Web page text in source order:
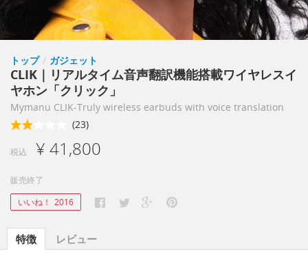
トップ / ガジェット
CLIK｜リアルタイム音声翻訳機能搭載ワイヤレスイ
ヤホン「クリック」
Mymanu CLIK-Truly wireless earbuds with voice translation
(23)
税込 ¥ 41,800
販売終了
いいね！ 2016
特徴 レビュー